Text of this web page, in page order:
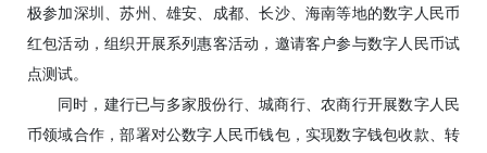
极参加深圳、苏州、雄安、成都、长沙、海南等地的数字人民币
红包活动，组织开展系列惠客活动，邀请客户参与数字人民币试
点测试。
同时，建行已与多家股份行、城商行、农商行开展数字人民
币领域合作，部署对公数字人民币钱包，实现数字钱包收款、转